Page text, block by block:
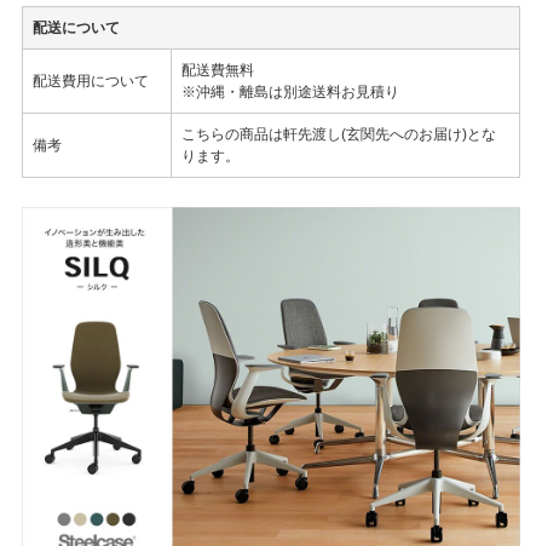
配送について
配送費用について
配送費無料
※沖縄・離島は別途送料お見積り
備考
こちらの商品は軒先渡し(玄関先へのお届け)とな
ります。